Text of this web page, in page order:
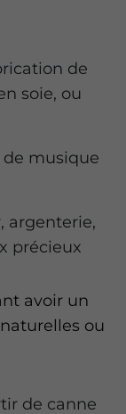
de
soie, ou
de musique
argenterie,
précieux
avoir un
ou
de canne